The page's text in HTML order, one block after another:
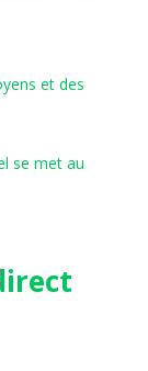
et des
se met au